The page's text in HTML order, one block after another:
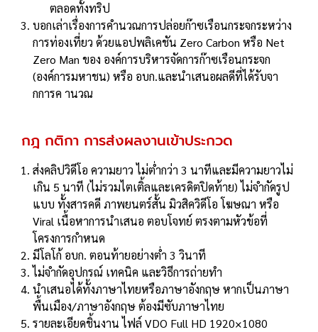
ตลอดทั้งทริป
บอกเล่าเรื่องการคำนวณการปล่อยก๊าซเรือนกระจกระหว่าง
การท่องเที่ยว ด้วยแอปพลิเคชัน Zero Carbon หรือ Net
Zero Man ของ องค์การบริหารจัดการก๊าซเรือนกระจก
(องค์การมหาชน) หรือ อบก.และนำเสนอผลดีที่ได้รับจา
กการค านวณ
กฎ กติกา การส่งผลงานเข้าประกวด
ส่งคลิปวิดีโอ ความยาว ไม่ต่ำกว่า 3 นาทีและมีความยาวไม่
เกิน 5 นาที (ไม่รวมไตเติ้ลและเครดิตปิดท้าย) ไม่จำกัดรูป
แบบ ทั้งสารคดี ภาพยนตร์สั้น มิวสิควิดีโอ โฆษณา หรือ
Viral เนื้อหาการนำเสนอ ตอบโจทย์ ตรงตามหัวข้อที่
โครงการกำหนด
มีโลโก้ อบก. ตอนท้ายอย่างต่ำ 3 วินาที
ไม่จำกัดอุปกรณ์ เทคนิค และวิธีการถ่ายทำ
นำเสนอได้ทั้งภาษาไทยหรือภาษาอังกฤษ หากเป็นภาษา
พื้นเมือง/ภาษาอังกฤษ ต้องมีซับภาษาไทย
รายละเอียดชิ้นงาน ไฟล์ VDO Full HD 1920×1080